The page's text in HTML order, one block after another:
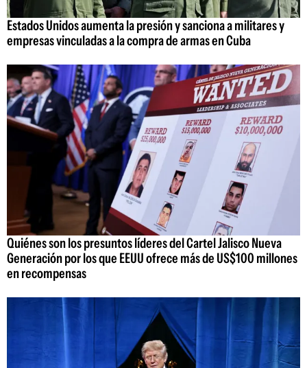
Estados Unidos aumenta la presión y sanciona a militares y
empresas vinculadas a la compra de armas en Cuba
Quiénes son los presuntos líderes del Cartel Jalisco Nueva
Generación por los que EEUU ofrece más de US$100 millones
en recompensas